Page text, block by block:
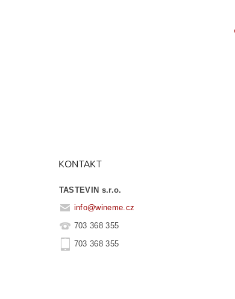
KONTAKT
TASTEVIN s.r.o.
info@wineme.cz
703 368 355
703 368 355